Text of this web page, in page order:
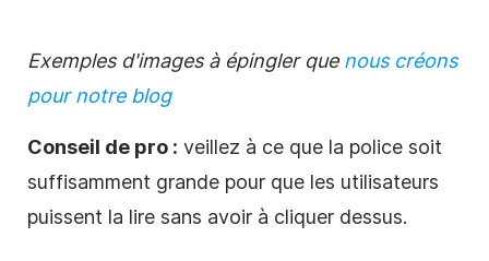
Exemples d'images à épingler que nous créons
pour notre blog
Conseil de pro : veillez à ce que la police soit
suffisamment grande pour que les utilisateurs
puissent la lire sans avoir à cliquer dessus.